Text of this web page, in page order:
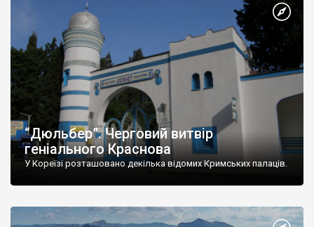
“Дюльбер”. Черговий витвір
геніального Краснова
У Кореїзі розташовано декілька відомих Кримських палаців.